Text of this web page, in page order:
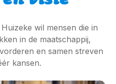
wil mensen die in
in de maatschappij,
en samen streven
kansen.